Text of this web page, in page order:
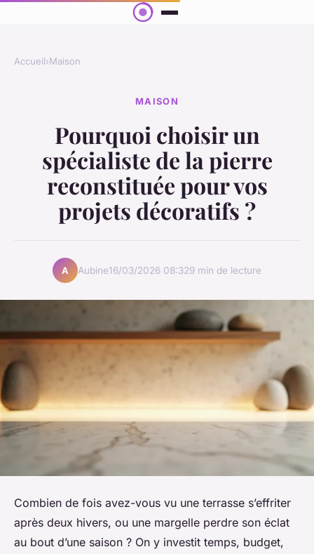
Accueil›Maison
MAISON
Pourquoi choisir un
spécialiste de la pierre
reconstituée pour vos
projets décoratifs ?
A Aubine16/03/2026 08:329 min de lecture
Combien de fois avez-vous vu une terrasse s’effriter
après deux hivers, ou une margelle perdre son éclat
au bout d’une saison ? On y investit temps, budget,